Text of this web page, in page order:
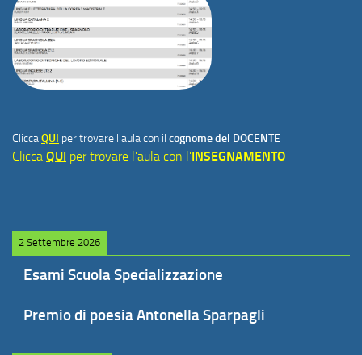
CliccaQUI per trovare l'aula con il cognome del DOCENTE
Clicca QUI per trovare l'aula con l'INSEGNAMENTO
2 Settembre 2026
Esami Scuola Specializzazione
Premio di poesia Antonella Sparpagli